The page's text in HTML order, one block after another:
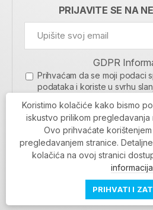
PRIJAVITE SE NA
GDPR
Prihvaćam da se moji podaci
podataka i koriste u svrhu
MOJARIJEKA
PRIJAVI
Povratak na
Koristimo kolačiće kako bismo
iskustvo prilikom pregledavanja
Ovo prihvaćate
pregledavanjem stranice.
kolačića na ovoj stranici
informacija
PRIHVATI I